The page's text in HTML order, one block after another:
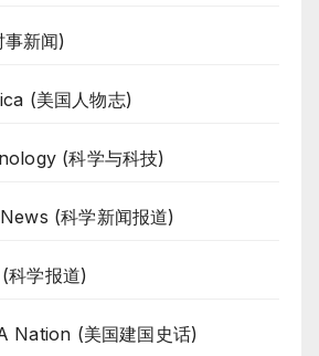
新闻)
(美国人物志)
(科学与科技)
(科学新闻报道)
学报道)
Nation (美国建国史话)